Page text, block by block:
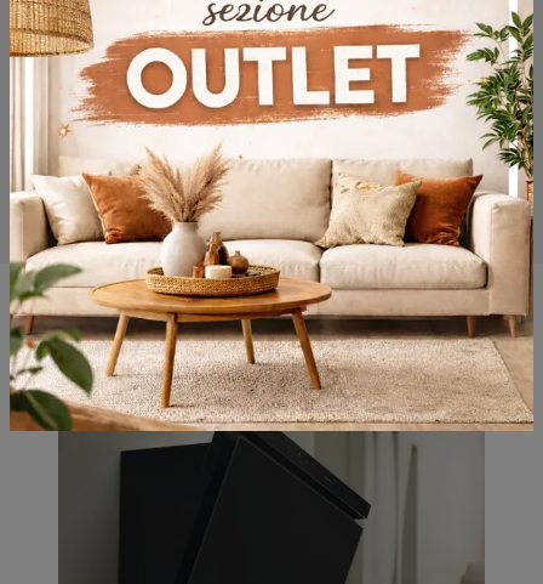
Ayrıca şunları da beğenebilirsiniz